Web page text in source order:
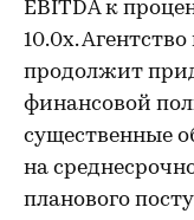
EBITDA к
10.0х.
продолжит
финансовой
существенные
на
планового